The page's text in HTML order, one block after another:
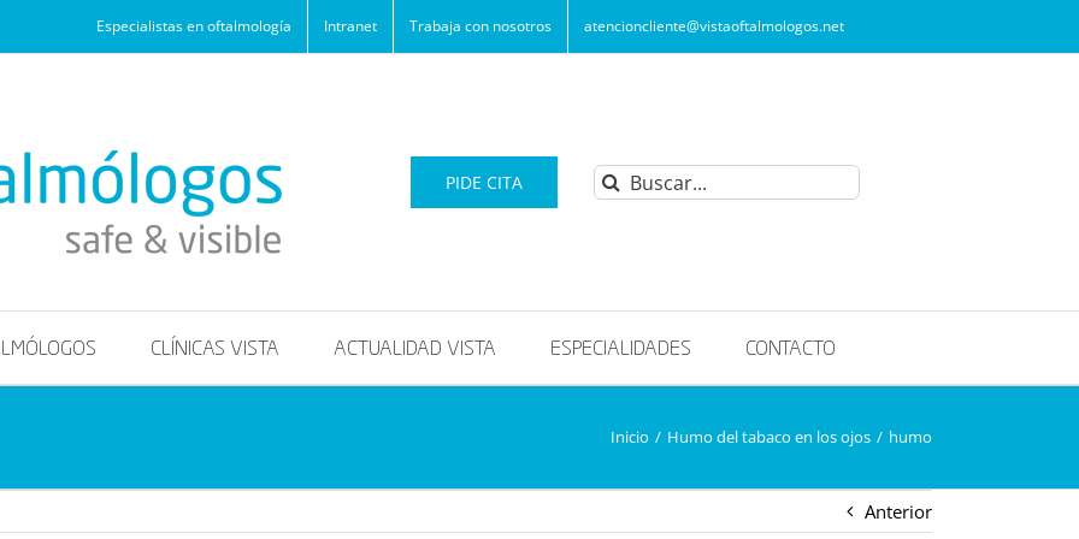
Especialistas en oftalmología Intranet Trabaja con nosotros atencioncliente@vistaoftalmologos.net
PIDE CITA Buscar:
CLÍNICAS VISTA ACTUALIDAD VISTA ESPECIALIDADES CONTACTO
Inicio / Humo del tabaco en los ojos / humo
Anterior